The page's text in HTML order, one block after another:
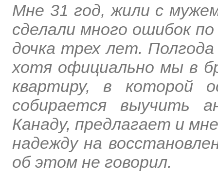
Мне 31 год, жили с
сделали много ошибок
дочка трех лет.
хотя официально мы в
квартиру, в которой
собирается выучить
Канаду, предлагает и
надежду на
об этом не говорил.